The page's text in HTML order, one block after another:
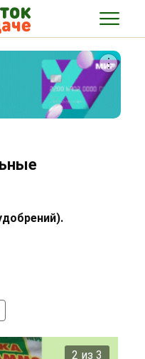
2 из 3